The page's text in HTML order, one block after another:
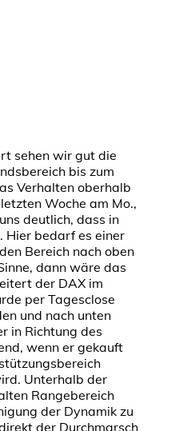
sehen wir gut die
bis zum
Verhalten oberhalb
Woche am Mo.,
deutlich, dass in
Hier bedarf es einer
Bereich nach oben
dann wäre das
der DAX im
per Tagesclose
und nach unten
in Richtung des
wenn er gekauft
Unterhalb der
Rangebereich
der Dynamik zu
der Durchmarsch